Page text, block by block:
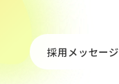
採用メッセージ